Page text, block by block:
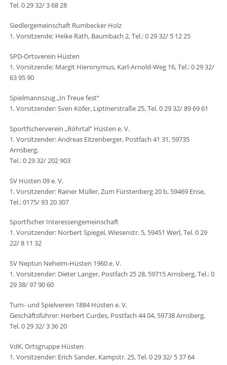
Tel. 0 29 32/ 3 68 28
Siedlergemeinschaft Rumbecker Holz
1. Vorsitzende: Heike Rath, Baumbach 2, Tel.: 0 29 32/ 5 12 25
SPD-Ortsverein Hüsten
1. Vorsitzende: Margit Hieronymus, Karl-Arnold-Weg 16, Tel.: 0 29 32/
63 95 90
Spielmannszug „In Treue fest“
1. Vorsitzender: Sven Köfer, Liptinerstraße 25, Tel. 0 29 32/ 89 69 61
Sportfscherverein „Röhrtal“ Hüsten e. V.
1. Vorsitzender: Andreas Eitzenberger, Postfach 41 31, 59735
Arnsberg,
Tel.: 0 29 32/ 202 903
SV Hüsten 09 e. V.
1. Vorsitzender: Rainer Müller, Zum Fürstenberg 20 b, 59469 Ense,
Tel.: 0175/ 93 20 307
Sportfscher Interessengemeinschaft
1. Vorsitzender: Norbert Spiegel, Wiesenstr. 5, 59451 Werl, Tel. 0 29
22/ 8 11 32
SV Neptun Neheim-Hüsten 1960 e. V.
1. Vorsitzender: Dieter Langer, Postfach 25 28, 59715 Arnsberg, Tel.: 0
29 38/ 97 90 60
Turn- und Spielverein 1884 Hüsten e. V.
Geschäftsführer: Herbert Curdes, Postfach 44 04, 59738 Arnsberg,
Tel. 0 29 32/ 3 36 20
VdK, Ortsgruppe Hüsten
1. Vorsitzender: Erich Sander, Kampstr. 25, Tel. 0 29 32/ 5 37 64